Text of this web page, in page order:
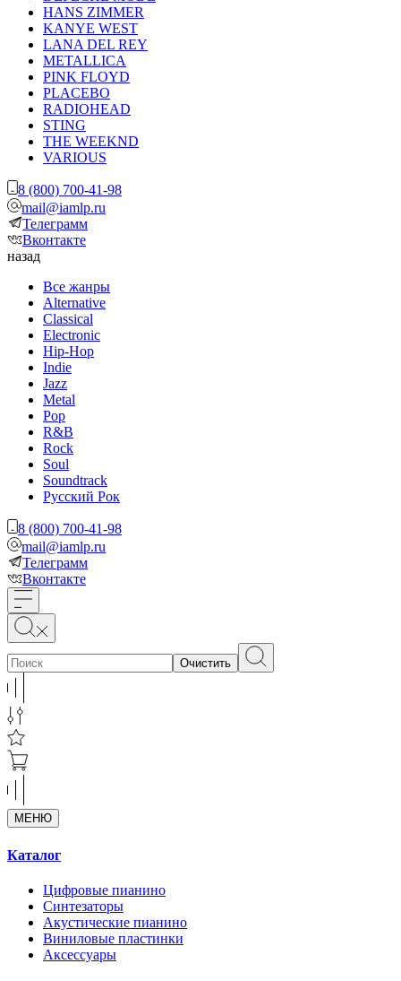
HANS ZIMMER
KANYE WEST
LANA DEL REY
METALLICA
PINK FLOYD
PLACEBO
RADIOHEAD
STING
THE WEEKND
VARIOUS
8 (800) 700-41-98
mail@iamlp.ru
Телеграмм
Вконтакте
назад
Все жанры
Alternative
Classical
Electronic
Hip-Hop
Indie
Jazz
Metal
Pop
R&B
Rock
Soul
Soundtrack
Русский Рок
8 (800) 700-41-98
mail@iamlp.ru
Телеграмм
Вконтакте
Очистить
МЕНЮ
Каталог
Цифровые пианино
Синтезаторы
Акустические пианино
Виниловые пластинки
Аксессуары